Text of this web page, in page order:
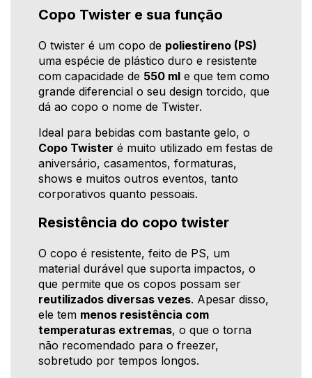
Copo Twister e sua função
O twister é um copo de poliestireno (PS)
uma espécie de plástico duro e resistente
com capacidade de 550 ml e que tem como
grande diferencial o seu design torcido, que
dá ao copo o nome de Twister.
Ideal para bebidas com bastante gelo, o
Copo Twister é muito utilizado em festas de
aniversário, casamentos, formaturas,
shows e muitos outros eventos, tanto
corporativos quanto pessoais.
Resistência do copo twister
O copo é resistente, feito de PS, um
material durável que suporta impactos, o
que permite que os copos possam ser
reutilizados diversas vezes. Apesar disso,
ele tem menos resistência com
temperaturas extremas, o que o torna
não recomendado para o freezer,
sobretudo por tempos longos.